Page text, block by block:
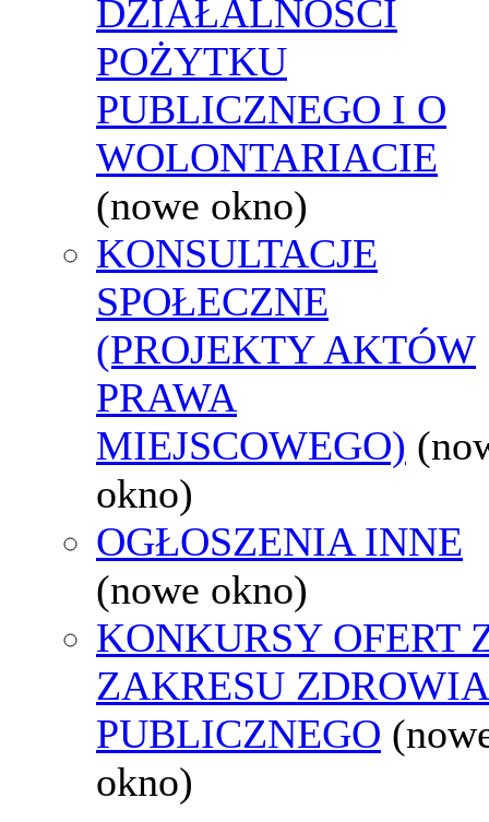
DZIAŁALNOŚCI
POŻYTKU
PUBLICZNEGO I O
WOLONTARIACIE
(nowe okno)
KONSULTACJE
SPOŁECZNE
(PROJEKTY AKTÓW
PRAWA
MIEJSCOWEGO)
okno)
OGŁOSZENIA INNE
(nowe okno)
KONKURSY OFERT
ZAKRESU ZDROWIA
PUBLICZNEGO
okno)